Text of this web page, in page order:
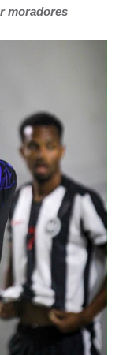
moradores